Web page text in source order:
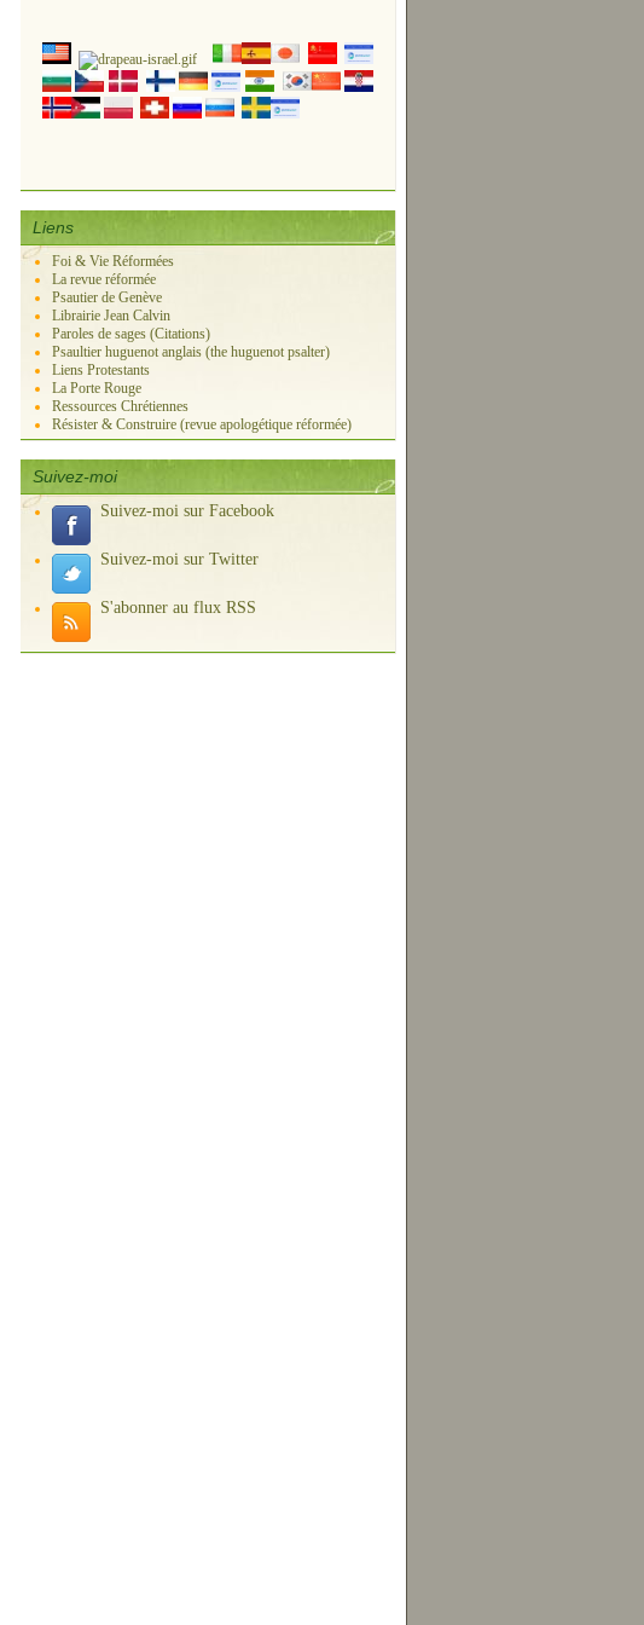
Liens
Foi & Vie Réformées
La revue réformée
Psautier de Genève
Librairie Jean Calvin
Paroles de sages (Citations)
Psaultier huguenot anglais (the huguenot psalter)
Liens Protestants
La Porte Rouge
Ressources Chrétiennes
Résister & Construire (revue apologétique réformée)
Suivez-moi
Suivez-moi sur Facebook
Suivez-moi sur Twitter
S'abonner au flux RSS